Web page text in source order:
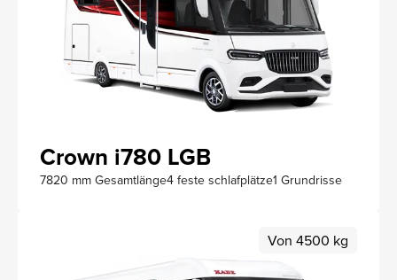
Crown i780 LGB
7820 mm Gesamtlänge4 feste schlafplätze1 Grundrisse
Von 4500 kg